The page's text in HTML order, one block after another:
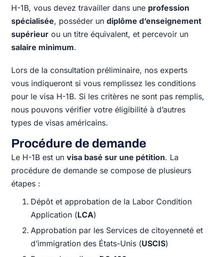
H-1B, vous devez travailler dans une profession
spécialisée, posséder undiplôme d’enseignement
supérieur ou un titre équivalent, et percevoir un
salaire minimum.
Lors de la consultation préliminaire, nos experts
vous indiqueront si vous remplissez les conditions
pour le visa H-1B. Si les critères ne sont pas remplis,
nous pouvons vérifier votre éligibilité à d’autres
types de visas américains.
Procédure de demande
Le H-1B est unvisa basé sur une pétition. La
procédure de demande se compose de plusieurs
étapes :
Dépôt et approbation de la Labor Condition
Application (LCA)
Approbation par les Services de citoyenneté et
d’immigration des États-Unis (USCIS)